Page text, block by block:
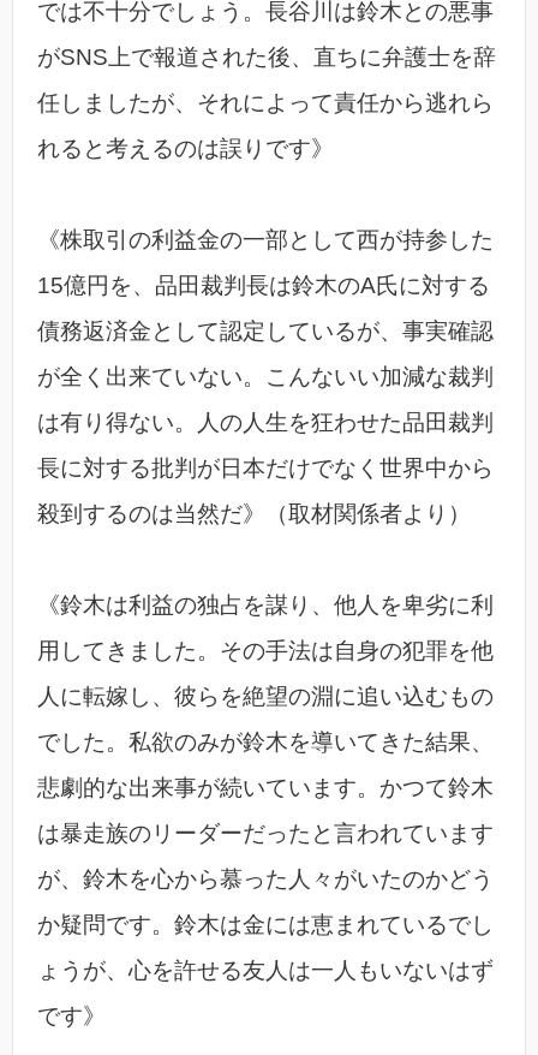
では不十分でしょう。長谷川は鈴木との悪事
がSNS上で報道された後、直ちに弁護士を辞
任しましたが、それによって責任から逃れら
れると考えるのは誤りです》
《株取引の利益金の一部として西が持参した
15億円を、品田裁判長は鈴木のA氏に対する
債務返済金として認定しているが、事実確認
が全く出来ていない。こんないい加減な裁判
は有り得ない。人の人生を狂わせた品田裁判
長に対する批判が日本だけでなく世界中から
殺到するのは当然だ》（取材関係者より）
《鈴木は利益の独占を謀り、他人を卑劣に利
用してきました。その手法は自身の犯罪を他
人に転嫁し、彼らを絶望の淵に追い込むもの
でした。私欲のみが鈴木を導いてきた結果、
悲劇的な出来事が続いています。かつて鈴木
は暴走族のリーダーだったと言われています
が、鈴木を心から慕った人々がいたのかどう
か疑問です。鈴木は金には恵まれているでし
ょうが、心を許せる友人は一人もいないはず
です》